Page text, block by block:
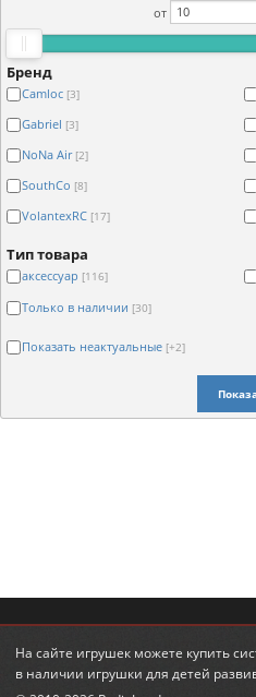
от
Бренд
Camloc [3]
Gabriel [3]
NoNa Air [2]
SouthCo [8]
VolantexRC [17]
Тип товара
аксессуар [116]
Только в наличии [30]
Показать неактуальные [+2]
На сайте игрушек можете купить
в наличии игрушки для детей